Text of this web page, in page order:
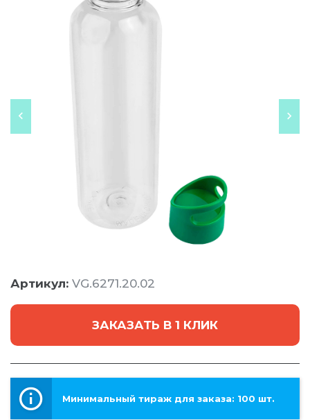
Артикул: VG.6271.20.02
ЗАКАЗАТЬ В 1 КЛИК
Минимальный тираж для заказа: 100 шт.